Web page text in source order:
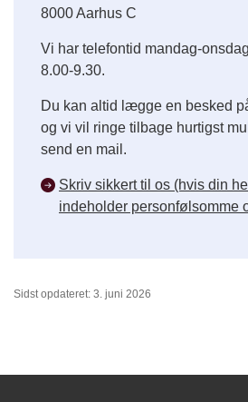
8000 Aarhus C
Vi har telefontid mandag-
8.00-9.30.
Du kan altid lægge en besked
og vi vil ringe tilbage hurtigst
send en mail.
Skriv sikkert til os (hvis din
indeholder personfølsomme
Sidst opdateret: 3. juni 2026